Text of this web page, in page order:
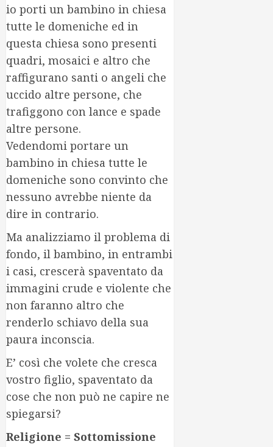
io porti un bambino in chiesa
tutte le domeniche ed in
questa chiesa sono presenti
quadri, mosaici e altro che
raffigurano santi o angeli che
uccido altre persone, che
trafiggono con lance e spade
altre persone.
Vedendomi portare un
bambino in chiesa tutte le
domeniche sono convinto che
nessuno avrebbe niente da
dire in contrario.
Ma analizziamo il problema di
fondo, il bambino, in entrambi
i casi, crescerà spaventato da
immagini crude e violente che
non faranno altro che
renderlo schiavo della sua
paura inconscia.
E’ così che volete che cresca
vostro figlio, spaventato da
cose che non può ne capire ne
spiegarsi?
Religione = Sottomissione